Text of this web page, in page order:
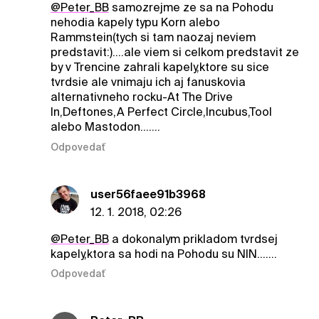
@Peter_BBsamozrejme ze sa na Pohodu
nehodia kapely typu Korn alebo
Rammstein(tych si tam naozaj neviem
predstavit:)....ale viem si celkom predstavit ze
by v Trencine zahrali kapely,ktore su sice
tvrdsie ale vnimaju ich aj fanuskovia
alternativneho rocku-At The Drive
In,Deftones,A Perfect Circle,Incubus,Tool
alebo Mastodon.......
Odpovedať
user56faee91b3968
12. 1. 2018, 02:26
@Peter_BBa dokonalym prikladom tvrdsej
kapely,ktora sa hodi na Pohodu su NIN.......
Odpovedať